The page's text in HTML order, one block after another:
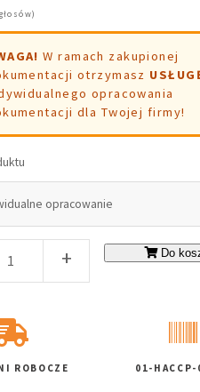
W ramach zakupionej
otrzymasz
opracowania
dla Twojej firmy!
opracowanie
+ Do
ROBOCZE 01-